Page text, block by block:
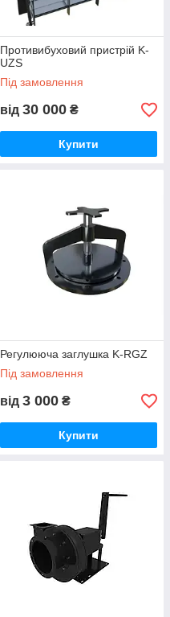
Противибуховий пристрій K-
UZS
Під замовлення
від 30 000 ₴
Купити
Регулююча заглушка K-RGZ
Під замовлення
від 3 000 ₴
Купити